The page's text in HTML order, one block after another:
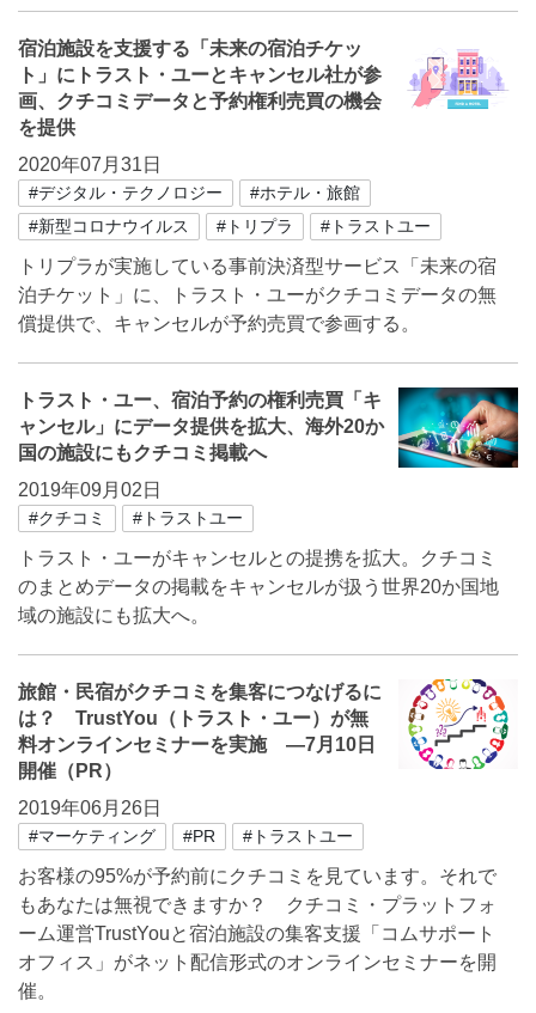
宿泊施設を支援する「未来の宿泊チケッ
ト」にトラスト・ユーとキャンセル社が参
画、クチコミデータと予約権利売買の機会
を提供
2020年07月31日
#デジタル・テクノロジー
#ホテル・旅館
#新型コロナウイルス
#トリプラ #トラストユー
トリプラが実施している事前決済型サービス「未来の宿
泊チケット」に、トラスト・ユーがクチコミデータの無
償提供で、キャンセルが予約売買で参画する。
トラスト・ユー、宿泊予約の権利売買「キ
ャンセル」にデータ提供を拡大、海外20か
国の施設にもクチコミ掲載へ
2019年09月02日
#クチコミ #トラストユー
トラスト・ユーがキャンセルとの提携を拡大。クチコミ
のまとめデータの掲載をキャンセルが扱う世界20か国地
域の施設にも拡大へ。
旅館・民宿がクチコミを集客につなげるに
は？ TrustYou（トラスト・ユー）が無
料オンラインセミナーを実施 ―7月10日
開催（PR）
2019年06月26日
#マーケティング #PR #トラストユー
お客様の95%が予約前にクチコミを見ています。それで
もあなたは無視できますか？ クチコミ・プラットフォ
ーム運営TrustYouと宿泊施設の集客支援「コムサポート
オフィス」がネット配信形式のオンラインセミナーを開
催。